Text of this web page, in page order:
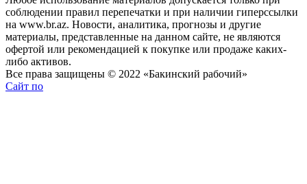
соблюдении правил перепечатки и при наличии гиперссылки
на www.br.az. Новости, аналитика, прогнозы и другие
материалы, представленные на данном сайте, не являются
офертой или рекомендацией к покупке или продаже каких-
либо активов.
Все права защищены © 2022 «Бакинский рабочий»
Сайт по